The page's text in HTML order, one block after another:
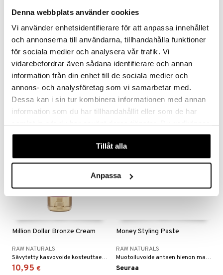
Denna webbplats använder cookies
Vi använder enhetsidentifierare för att anpassa innehållet
och annonserna till användarna, tillhandahålla funktioner
för sociala medier och analysera vår trafik. Vi
vidarebefordrar även sådana identifierare och annan
information från din enhet till de sociala medier och
annons- och analysföretag som vi samarbetar med.
Dessa kan i sin tur kombinera informationen med annan
information som du har tillhandahållit eller som de har
våra cookies vid fortsatt användande av vår webbplats.
Tillåt alla
Anpassa
High Gear Eye Gel
RAW NATURALS
10,95
Imperial Beard Oil
RAW NATURALS
10,95 €
Million Dollar Bronze Cream
RAW NATURALS
Sävytetty kasvovoide kosteuttaen ja tehden ihosta päivettyneen näköisen.
10,95 €
Money Styling Paste
RAW NATURALS
Muotoiluvoide antaen hienon mattatuloksen ja hyvän tuen.
Seuraa